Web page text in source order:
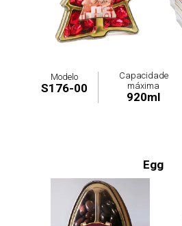
Modelo
S176-00
Capacidade
máxima
920ml
Egg